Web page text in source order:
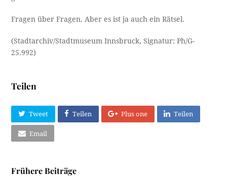
Fragen über Fragen. Aber es ist ja auch ein Rätsel.
(Stadtarchiv/Stadtmuseum Innsbruck, Signatur: Ph/G-
25.992)
Teilen
Tweet Teilen Plus one Teilen
Email
Frühere Beiträge